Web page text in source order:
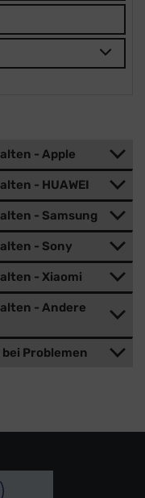
- Apple
- HUAWEI
- Samsung
- Sony
- Xiaomi
- Andere
Problemen